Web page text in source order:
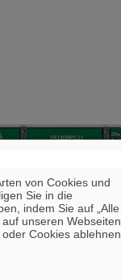
von Cookies und
Sie in die
indem Sie auf „Alle
unseren Webseiten
Cookies ablehnen